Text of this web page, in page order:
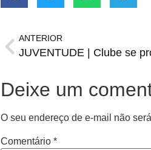
ANTERIOR
Deixe um
O seu endereço de e-mail não
Comentário *